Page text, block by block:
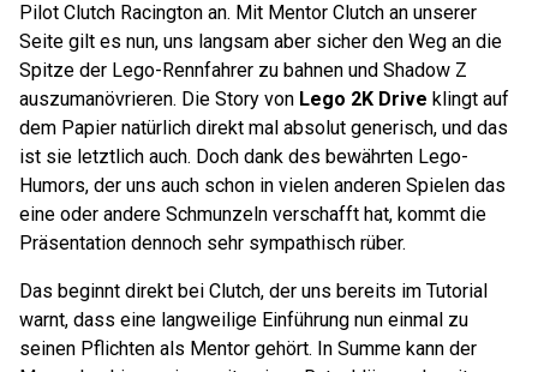
Pilot Clutch Racington an. Mit Mentor Clutch an unserer
Seite gilt es nun, uns langsam aber sicher den Weg an die
Spitze der Lego-Rennfahrer zu bahnen und Shadow Z
auszumanövrieren. Die Story von Lego 2K Drive klingt auf
dem Papier natürlich direkt mal absolut generisch, und das
ist sie letztlich auch. Doch dank des bewährten Lego-
Humors, der uns auch schon in vielen anderen Spielen das
eine oder andere Schmunzeln verschafft hat, kommt die
Präsentation dennoch sehr sympathisch rüber.
Das beginnt direkt bei Clutch, der uns bereits im Tutorial
warnt, dass eine langweilige Einführung nun einmal zu
seinen Pflichten als Mentor gehört. In Summe kann der